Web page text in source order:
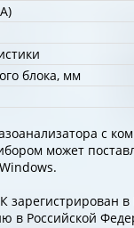
блока, мм
с
может
зарегистрирован в
Российской